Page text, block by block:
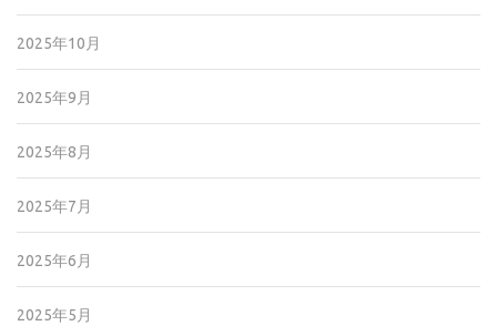
2025年10月
2025年9月
2025年8月
2025年7月
2025年6月
2025年5月